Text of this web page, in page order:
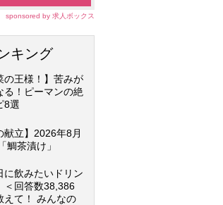
sponsored by 求人ボックス
キング
の王様！】苦みが
る！ピーマンの絶
8選
献立】2026年8月
鯛茶漬け」
に飲みたいドリン
＜回答数38,386
えて！ みんなの